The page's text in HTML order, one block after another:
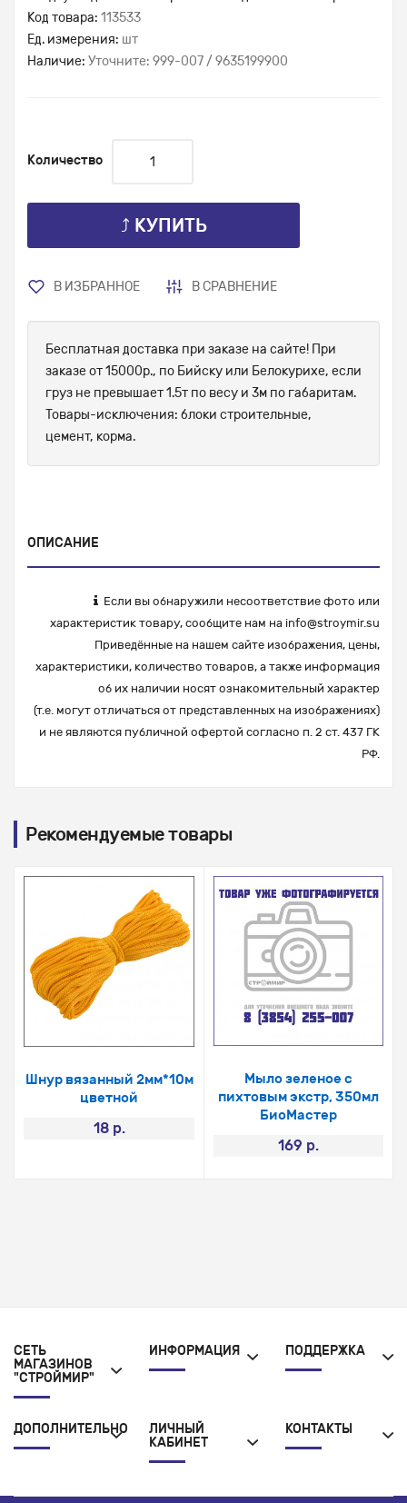
Код товара: 113533
Ед. измерения: шт
Наличие: Уточните: 999-007 / 9635199900
Количество
⤴ КУПИТЬ
В ИЗБРАННОЕ В СРАВНЕНИЕ
Бесплатная доставка при заказе на сайте! При
заказе от 15000р., по Бийску или Белокурихе, если
груз не превышает 1.5т по весу и 3м по габаритам.
Товары-исключения: блоки строительные,
цемент, корма.
ОПИСАНИЕ
Если вы обнаружили несоответствие фото или
характеристик товару, сообщите нам на info@stroymir.su
Приведённые на нашем сайте изображения, цены,
характеристики, количество товаров, а также информация
об их наличии носят ознакомительный характер
(т.е. могут отличаться от представленных на изображениях)
и не являются публичной офертой согласно п. 2 ст. 437 ГК
РФ.
Рекомендуемые товары
Шнур вязанный 2мм*10м
цветной
18 р.
Мыло зеленое с
пихтовым экстр, 350мл
БиоМастер
169 р.
СЕТЬ
МАГАЗИНОВ
"СТРОЙМИР"
ИНФОРМАЦИЯ ПОДДЕРЖКА
ДОПОЛНИТЕЛЬНО
ЛИЧНЫЙ
КАБИНЕТ
КОНТАКТЫ